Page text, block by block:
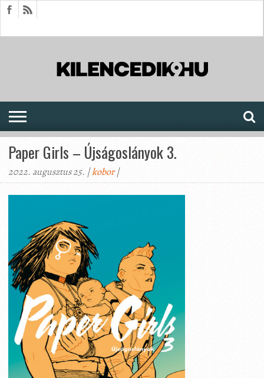
Paper Girls – Újságoslányok 3.
2022. augusztus 25. |kobor|